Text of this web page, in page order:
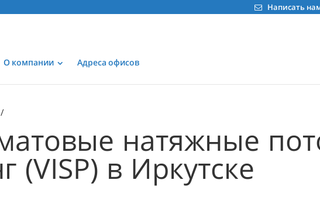
Написать
О компании Адреса офисов
натяжные
(VISP) в Иркутске